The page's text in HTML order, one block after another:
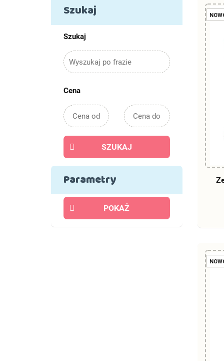
Szukaj
Szukaj
Cena
SZUKAJ
Parametry
POKAŻ